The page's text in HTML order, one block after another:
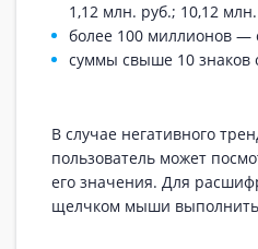
1,12 млн. руб.; 10,12
более 100 миллионов —
суммы свыше 10 знаков
В случае негативного
пользователь может
его значения. Для
щелчком мыши выполнить